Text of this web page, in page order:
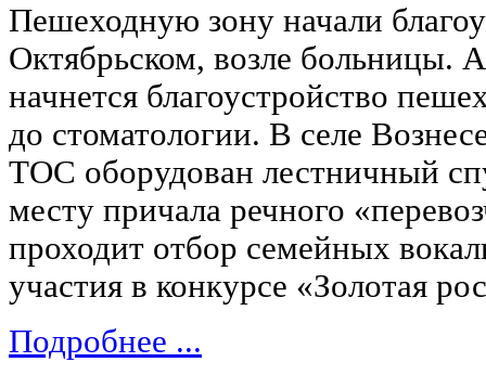
Пешеходную зону начали
Октябрьском, возле больницы.
начнется благоустройство
до стоматологии. В селе
ТОС оборудован лестничный
месту причала речного
проходит отбор семейных
участия в конкурсе «Золотая
Подробнее ...